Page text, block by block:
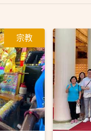
宗教